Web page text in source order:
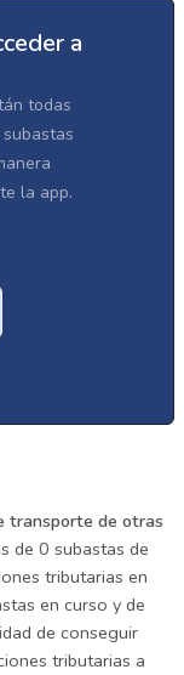
a
todas
la app.
transporte de otras
de 0 subastas de
tributarias en
en curso y de
de conseguir
tributarias a